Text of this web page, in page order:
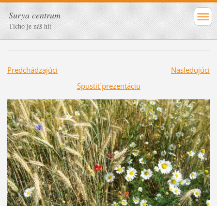
Surya centrum
Ticho je náš hit
Predchádzajúci
Nasledujúci
Spustiť prezentáciu